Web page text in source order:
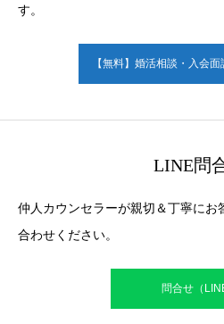
す。
【無料】婚活相談・入会面
LINE問
仲人カウンセラーが親切＆丁寧にお
合わせください。
問合せ（